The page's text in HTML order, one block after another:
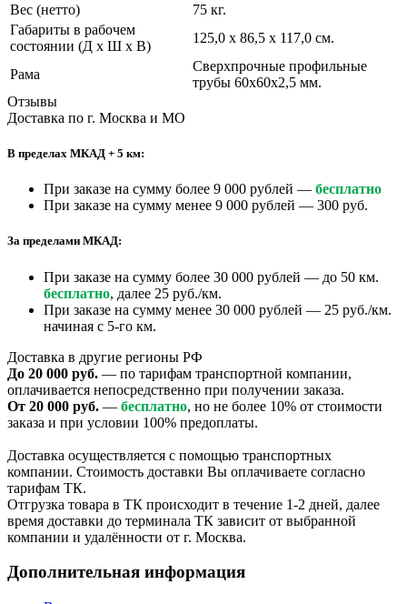
Вес (нетто)
75 кг.
Габариты в рабочем
состоянии (Д х Ш х В)
125,0 х 86,5 х 117,0 см.
Рама
Сверхпрочные профильные
трубы 60х60х2,5 мм.
Отзывы
Доставка по г. Москва и МО
В пределах МКАД + 5 км:
При заказе на сумму более 9 000 рублей — бесплатно
При заказе на сумму менее 9 000 рублей — 300 руб.
За пределами МКАД:
При заказе на сумму более 30 000 рублей — до 50 км.
бесплатно, далее 25 руб./км.
При заказе на сумму менее 30 000 рублей — 25 руб./км.
начиная с 5-го км.
Доставка в другие регионы РФ
До 20 000 руб. — по тарифам транспортной компании,
оплачивается непосредственно при получении заказа.
От 20 000 руб. — бесплатно, но не более 10% от стоимости
заказа и при условии 100% предоплаты.
Доставка осуществляется с помощью транспортных
компании. Стоимость доставки Вы оплачиваете согласно
тарифам ТК.
Отгрузка товара в ТК происходит в течение 1-2 дней, далее
время доставки до терминала ТК зависит от выбранной
компании и удалённости от г. Москва.
Дополнительная информация